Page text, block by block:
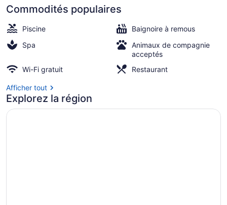
Commodités populaires
Piscine
Baignoire à remous
Spa
Animaux de compagnie
acceptés
Wi-Fi gratuit
Restaurant
Afficher tout
Explorez la région